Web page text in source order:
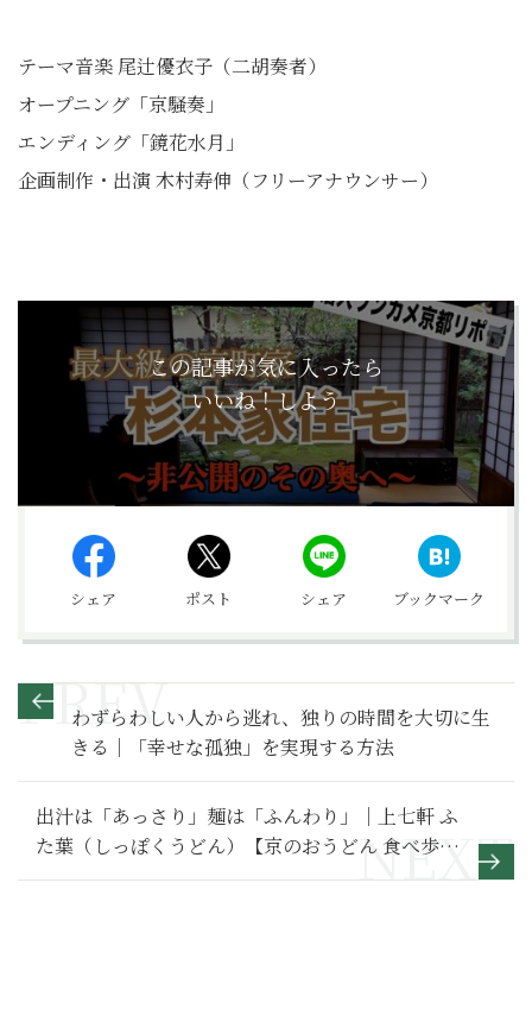
テーマ音楽 尾辻優衣子（二胡奏者）
オープニング「京騒奏」
エンディング「鏡花水月」
企画制作・出演 木村寿伸（フリーアナウンサー）
この記事が気に入ったら
いいね！しよう
シェア ポスト シェア ブックマーク
わずらわしい人から逃れ、独りの時間を大切に生
きる｜「幸せな孤独」を実現する方法
出汁は「あっさり」麺は「ふんわり」｜上七軒 ふ
た葉（しっぽくうどん）【京のおうどん 食べ歩
き】１